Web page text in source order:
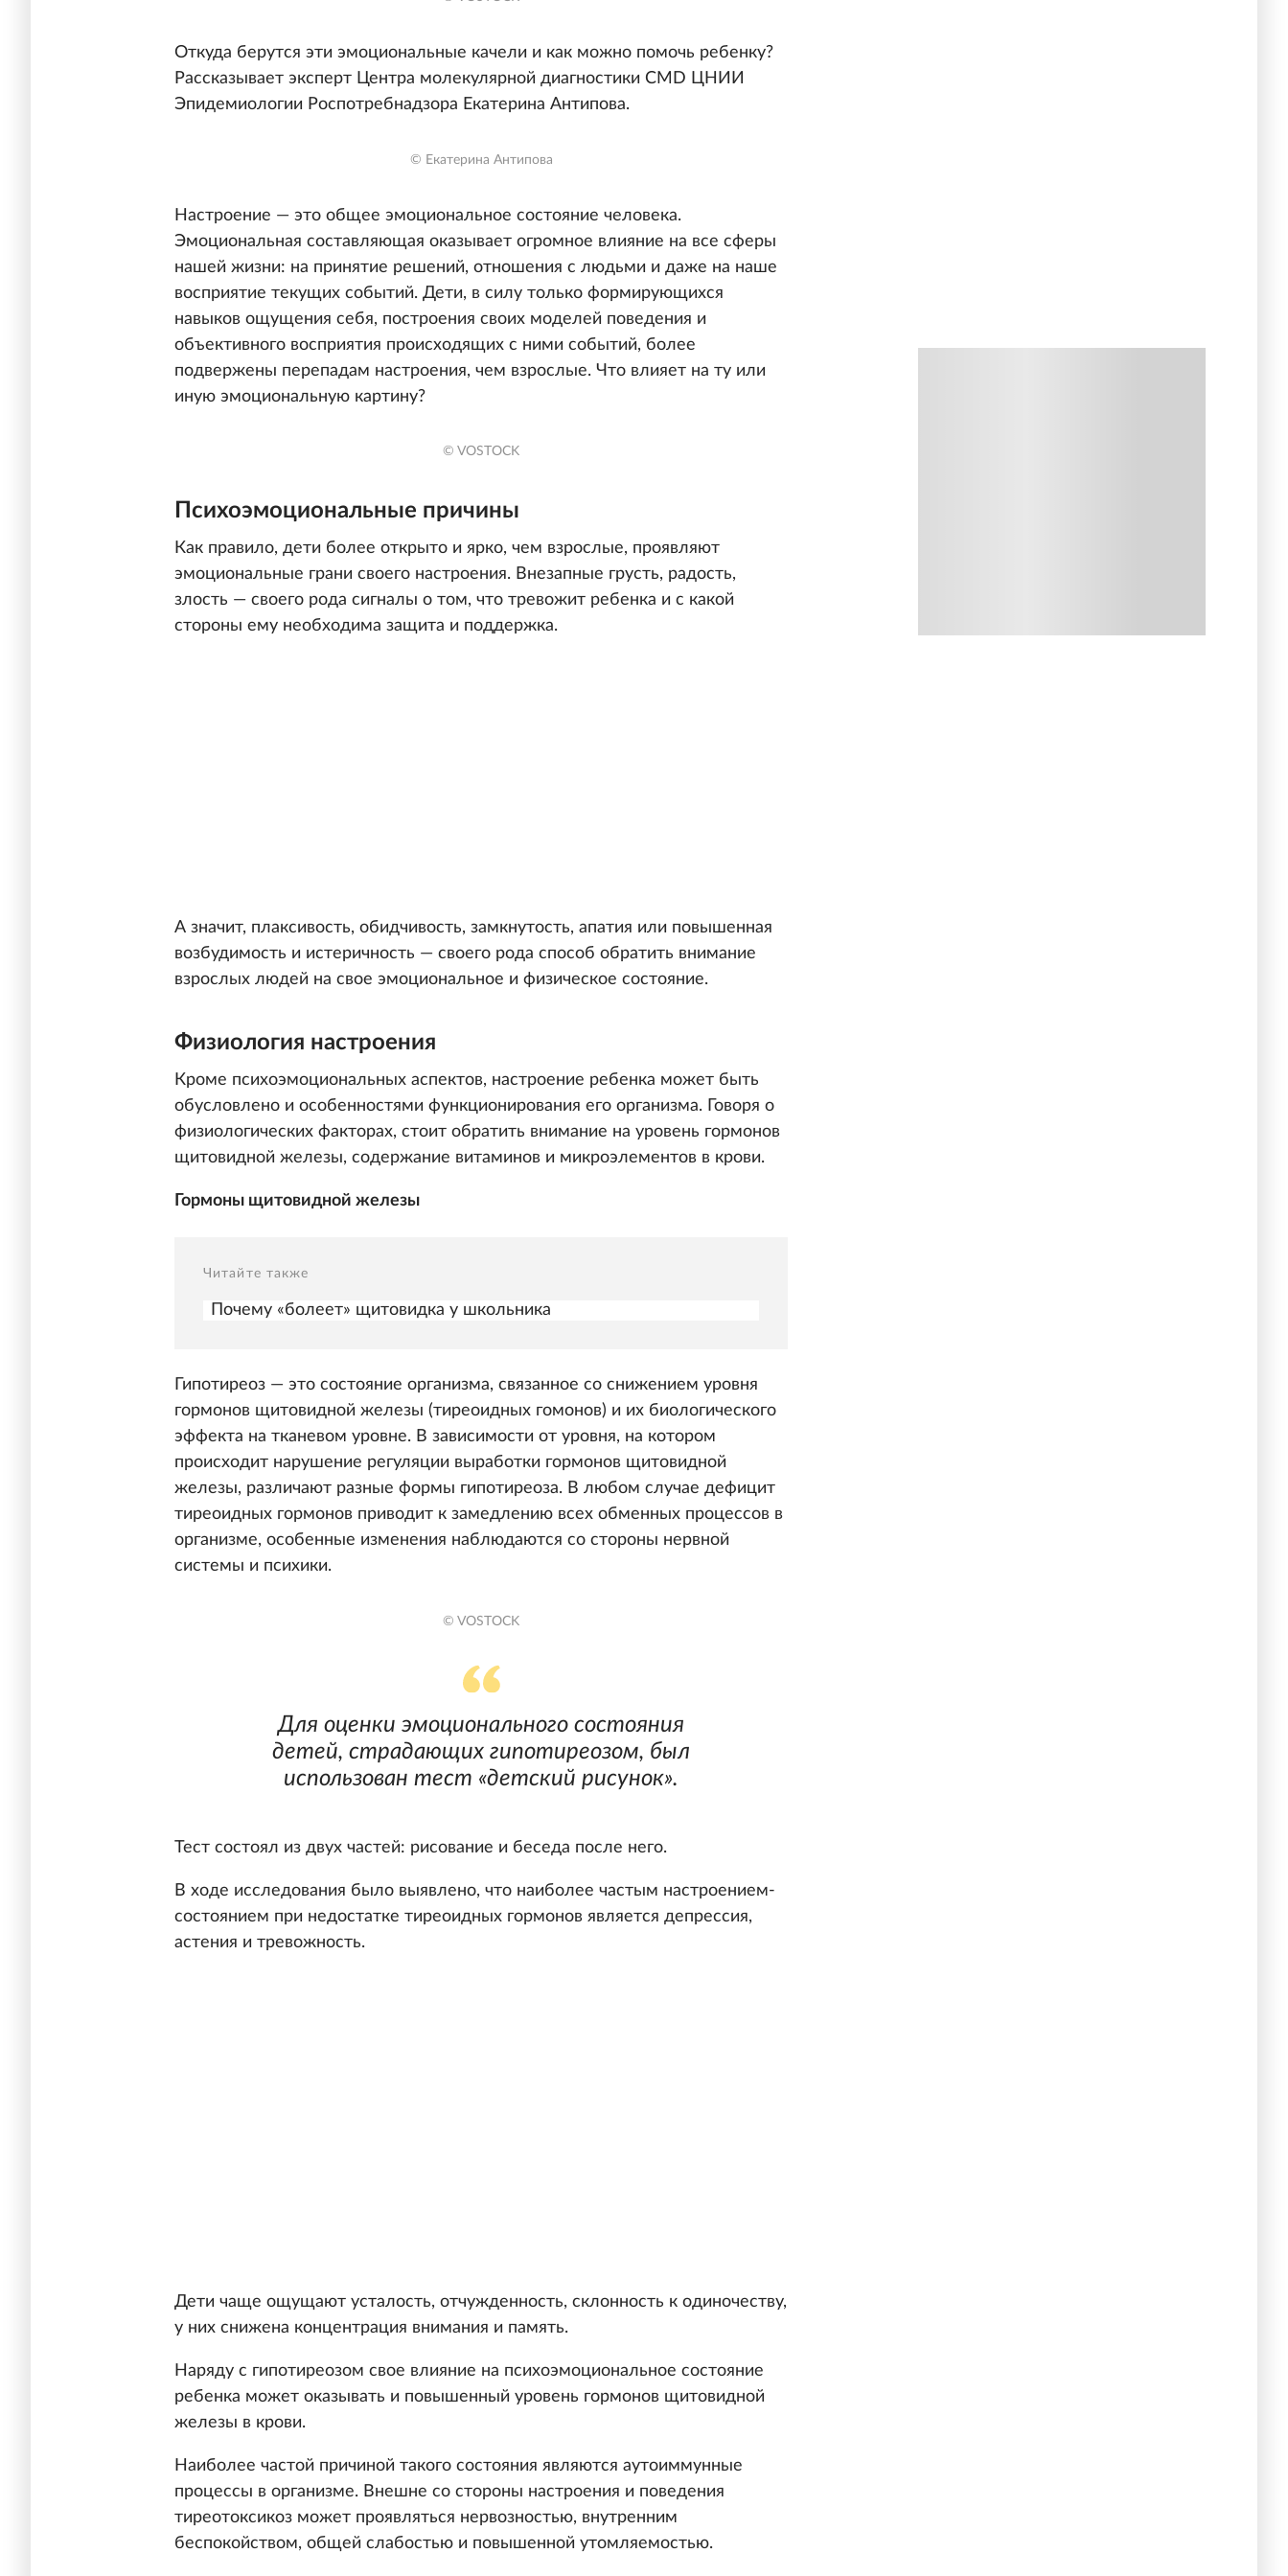
Откуда берутся эти эмоциональные качели и как можно помочь ребенку?
Рассказывает эксперт Центра молекулярной диагностики CMD ЦНИИ
Эпидемиологии Роспотребнадзора Екатерина Антипова.
© Екатерина Антипова
Настроение — это общее эмоциональное состояние человека.
Эмоциональная составляющая оказывает огромное влияние на все сферы
нашей жизни: на принятие решений, отношения с людьми и даже на наше
восприятие текущих событий. Дети, в силу только формирующихся
навыков ощущения себя, построения своих моделей поведения и
объективного восприятия происходящих с ними событий, более
подвержены перепадам настроения, чем взрослые. Что влияет на ту или
иную эмоциональную картину?
© VOSTOCK
Психоэмоциональные причины
Как правило, дети более открыто и ярко, чем взрослые, проявляют
эмоциональные грани своего настроения. Внезапные грусть, радость,
злость — своего рода сигналы о том, что тревожит ребенка и с какой
стороны ему необходима защита и поддержка.
А значит, плаксивость, обидчивость, замкнутость, апатия или повышенная
возбудимость и истеричность — своего рода способ обратить внимание
взрослых людей на свое эмоциональное и физическое состояние.
Физиология настроения
Кроме психоэмоциональных аспектов, настроение ребенка может быть
обусловлено и особенностями функционирования его организма. Говоря о
физиологических факторах, стоит обратить внимание на уровень гормонов
щитовидной железы, содержание витаминов и микроэлементов в крови.
Гормоны щитовидной железы
Читайте также
Почему «болеет» щитовидка у школьника
Гипотиреоз — это состояние организма, связанное со снижением уровня
гормонов щитовидной железы (тиреоидных гомонов) и их биологического
эффекта на тканевом уровне. В зависимости от уровня, на котором
происходит нарушение регуляции выработки гормонов щитовидной
железы, различают разные формы гипотиреоза. В любом случае дефицит
тиреоидных гормонов приводит к замедлению всех обменных процессов в
организме, особенные изменения наблюдаются со стороны нервной
системы и психики.
© VOSTOCK
Для оценки эмоционального состояния
детей, страдающих гипотиреозом, был
использован тест «детский рисунок».
Тест состоял из двух частей: рисование и беседа после него.
В ходе исследования было выявлено, что наиболее частым настроением-
состоянием при недостатке тиреоидных гормонов является депрессия,
астения и тревожность.
Дети чаще ощущают усталость, отчужденность, склонность к одиночеству,
у них снижена концентрация внимания и память.
Наряду с гипотиреозом свое влияние на психоэмоциональное состояние
ребенка может оказывать и повышенный уровень гормонов щитовидной
железы в крови.
Наиболее частой причиной такого состояния являются аутоиммунные
процессы в организме. Внешне со стороны настроения и поведения
тиреотоксикоз может проявляться нервозностью, внутренним
беспокойством, общей слабостью и повышенной утомляемостью.